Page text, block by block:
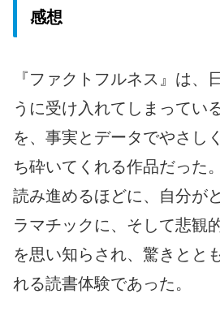
感想
『ファクトフルネス』は、
うに受け入れてしまってい
を、事実とデータでやさし
ち砕いてくれる作品だった。
読み進めるほどに、自分が
ラマチックに、そして悲観
を思い知らされ、驚きとと
れる読書体験であった。